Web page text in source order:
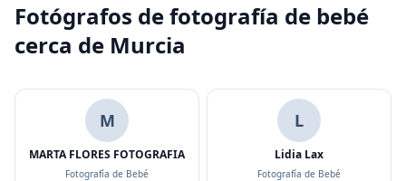
Fotógrafos de fotografía de bebé
cerca de Murcia
M
MARTA FLORES FOTOGRAFIA
Fotografía de Bebé
L
Lidia Lax
Fotografía de Bebé